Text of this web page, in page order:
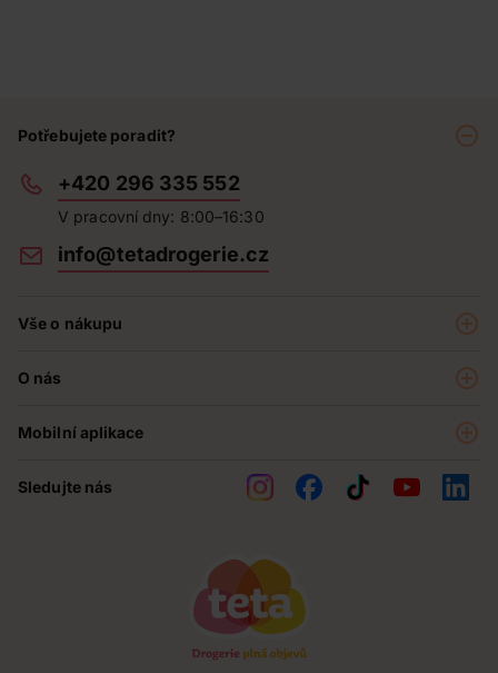
Potřebujete poradit?
+420 296 335 552
V pracovní dny: 8:00–16:30
info@tetadrogerie.cz
Vše o nákupu
Prodejny
Obchodní podmínky
O nás
Teta pomáhá
Mobilní aplikace
Sledujte nás